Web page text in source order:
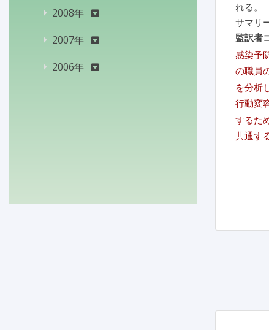
れる。
サマリ
監訳者
感染予
の職員
を分析
行動変
するた
共通す
2008年
2007年
2006年